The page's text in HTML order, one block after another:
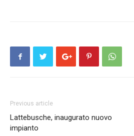
Previous article
Lattebusche, inaugurato nuovo
impianto